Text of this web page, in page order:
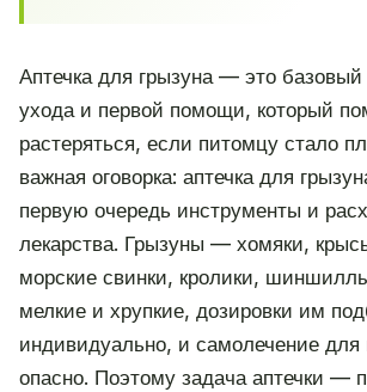
Аптечка для грызуна — это
ухода и первой помощи, который
растеряться, если питомцу стало
важная оговорка: аптечка для
первую очередь инструменты и
лекарства. Грызуны — хомяки,
морские свинки, кролики,
мелкие и хрупкие, дозировки им
индивидуально, и самолечение для
опасно. Поэтому задача аптечки —